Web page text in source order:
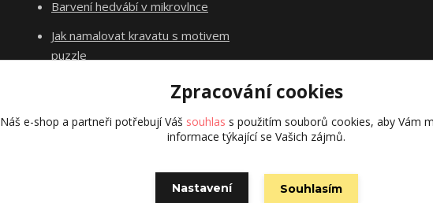
Barvení hedvábí v mikrovlnce
Jak namalovat kravatu s motivem
puzzle
Původní stránky
Zpracování cookies
Náš e-shop a partneři potřebují Váš souhlas s použitím souborů cookies, aby Vám
informace týkající se Vašich zájmů.
Nastavení Souhlasím